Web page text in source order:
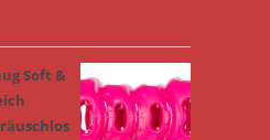
Soft &